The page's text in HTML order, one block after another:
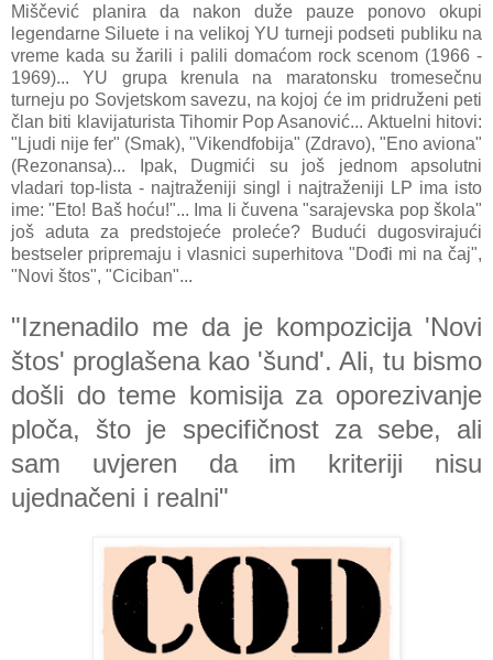
Miščević planira da nakon duže pauze ponovo okupi
legendarne Siluete i na velikoj YU turneji podseti publiku na
vreme kada su žarili i palili domaćom rock scenom (1966 -
1969)... YU grupa krenula na maratonsku tromesečnu
turneju po Sovjetskom savezu, na kojoj će im pridruženi peti
član biti klavijaturista Tihomir Pop Asanović... Aktuelni hitovi:
"Ljudi nije fer" (Smak), "Vikendfobija" (Zdravo), "Eno aviona"
(Rezonansa)... Ipak, Dugmići su još jednom apsolutni
vladari top-lista - najtraženiji singl i najtraženiji LP ima isto
ime: "Eto! Baš hoću!"... Ima li čuvena "sarajevska pop škola"
još aduta za predstojeće proleće? Budući dugosvirajući
bestseler pripremaju i vlasnici superhitova "Dođi mi na čaj",
"Novi štos", "Ciciban"...
"Iznenadilo me da je kompozicija 'Novi
štos' proglašena kao 'šund'. Ali, tu bismo
došli do teme komisija za oporezivanje
ploča, što je specifičnost za sebe, ali
sam uvjeren da im kriteriji nisu
ujednačeni i realni"